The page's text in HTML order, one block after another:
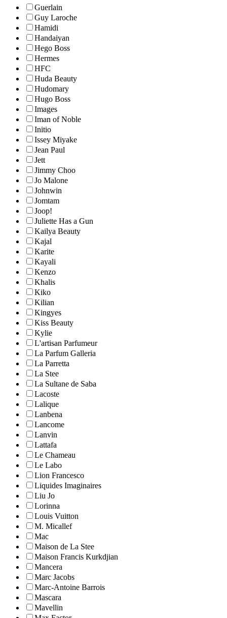
Guerlain
Guy Laroche
Hamidi
Handaiyan
Hego Boss
Hermes
HFC
Huda Beauty
Hudomary
Hugo Boss
Images
Iman of Noble
Initio
Issey Miyake
Jean Paul
Jett
Jimmy Choo
Jo Malone
Johnwin
Jomtam
Joop!
Juliette Has a Gun
Kailya Beauty
Kajal
Karite
Kayali
Kenzo
Khalis
Kiko
Kilian
Kingyes
Kiss Beauty
Kylie
L'artisan Parfumeur
La Parfum Galleria
La Parretta
La Stee
La Sultane de Saba
Lacoste
Lalique
Lanbena
Lancome
Lanvin
Lattafa
Le Chameau
Le Labo
Lion Francesco
Liquides Imaginaires
Liu Jo
Lorinna
Louis Vuitton
M. Micallef
Mac
Maison de La Stee
Maison Francis Kurkdjian
Mancera
Marc Jacobs
Marc-Antoine Barrois
Mascara
Mavellin